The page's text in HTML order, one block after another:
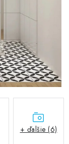
Predajňa Nitra
+ ďalšie (6)